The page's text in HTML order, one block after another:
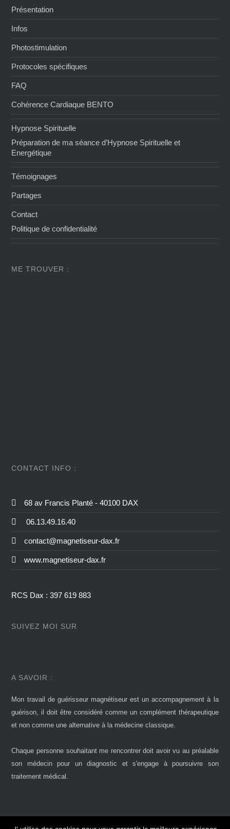
Présentation
Infos
Photostimulation
Protocoles spécifiques
FAQ
Cohérence Cardiaque BENTO
Hypnose Spirituelle
Préparation de ma séance d’Hypnose Spirituelle et
Energétique
Témoignages
Partages
Contact
Politique de confidentialité
ME TROUVER :
CONTACT INFO :
68 av Francis Planté - 40100 DAX
06.13.49.16.40
contact@magnetiseur-dax.fr
www.magnetiseur-dax.fr
RCS Dax : 397 619 883
SUIVEZ MOI SUR
A SAVOIR :
Mon travail de guérisseur magnétiseur est un accompagnement à la
guérison, il doit être considéré comme un complément thérapeutique
et non comme une alternative à la médecine classique.
Chaque personne souhaitant me rencontrer doit avoir vu au préalable
son médecin pour un diagnostic et s'engage à poursuivre son
traitement médical.